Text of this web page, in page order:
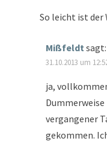
So leicht ist der
Mißfeldt sagt:
31.10.2013 um
ja,
vergangener
gekommen.